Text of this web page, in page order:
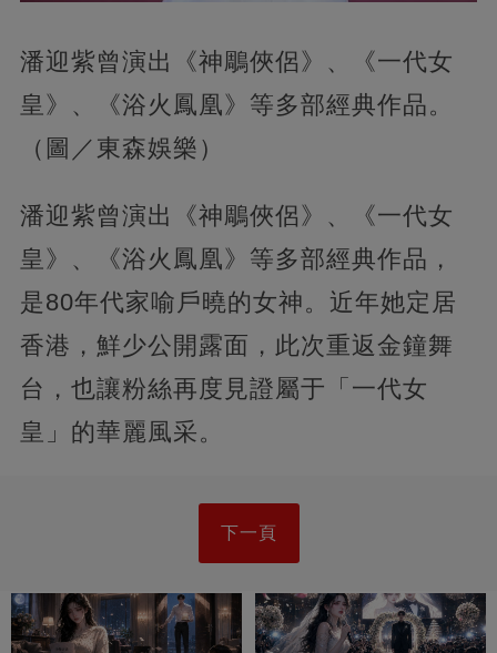
潘迎紫曾演出《神鵰俠侶》、《一代女
皇》、《浴火鳳凰》等多部經典作品。
（圖／東森娛樂）
潘迎紫曾演出《神鵰俠侶》、《一代女
皇》、《浴火鳳凰》等多部經典作品，
是80年代家喻戶曉的女神。近年她定居
香港，鮮少公開露面，此次重返金鐘舞
台，也讓粉絲再度見證屬于「一代女
皇」的華麗風采。
下一頁